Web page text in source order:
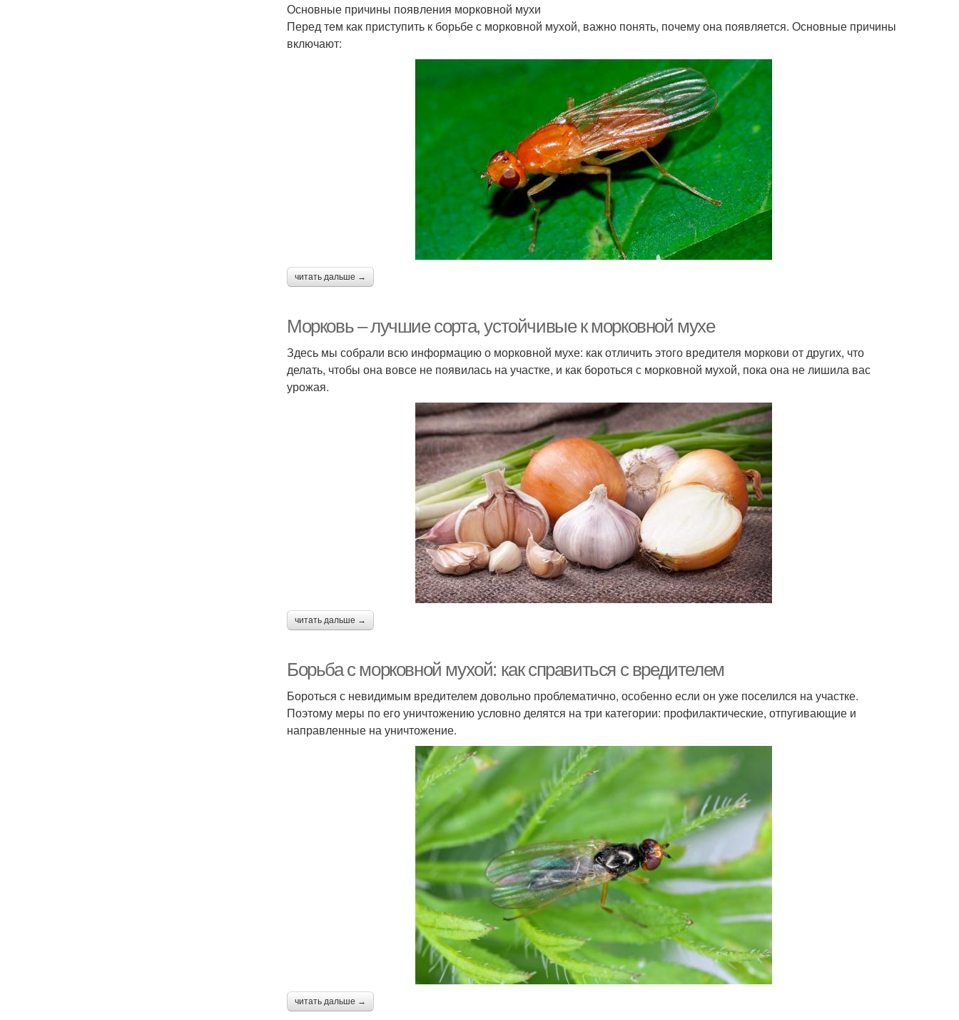
Основные причины появления морковной мухи
Перед тем как приступить к борьбе с морковной мухой, важно понять, почему она появляется. Основные причины
включают:
читать дальше →
Морковь – лучшие сорта, устойчивые к морковной мухе
Здесь мы собрали всю информацию о морковной мухе: как отличить этого вредителя моркови от других, что
делать, чтобы она вовсе не появилась на участке, и как бороться с морковной мухой, пока она не лишила вас
урожая.
читать дальше →
Борьба с морковной мухой: как справиться с вредителем
Бороться с невидимым вредителем довольно проблематично, особенно если он уже поселился на участке.
Поэтому меры по его уничтожению условно делятся на три категории: профилактические, отпугивающие и
направленные на уничтожение.
читать дальше →